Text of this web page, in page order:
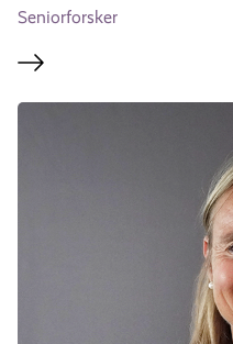
Seniorforsker